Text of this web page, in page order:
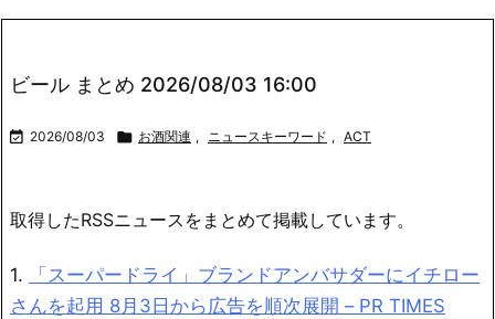
ビール まとめ 2026/08/03 16:00
 2026/08/03  お酒関連 , ニュースキーワード , ACT
取得したRSSニュースをまとめて掲載しています。
1.
「スーパードライ」ブランドアンバサダーにイチロー
さんを起用 8月3日から広告を順次展開 – PR TIMES